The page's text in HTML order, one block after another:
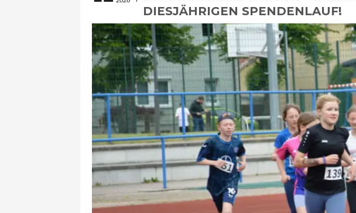
DIESJÄHRIGEN SPENDENLAUF!